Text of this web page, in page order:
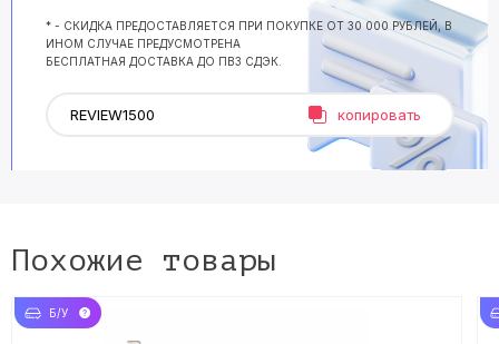
* - СКИДКА ПРЕДОСТАВЛЯЕТСЯ ПРИ ПОКУПКЕ ОТ 30 000 РУБЛЕЙ, В
ИНОМ СЛУЧАЕ ПРЕДУСМОТРЕНА
БЕСПЛАТНАЯ ДОСТАВКА ДО ПВЗ СДЭК.
копировать
Похожие товары
Б/У